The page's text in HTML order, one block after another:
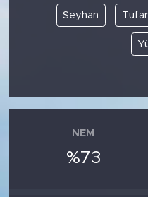
Seyhan
NEM
%73